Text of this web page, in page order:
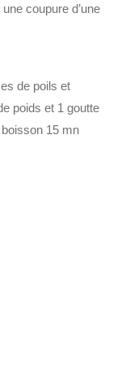
coupure d’une
de poils et
poids et 1 goutte
15 mn